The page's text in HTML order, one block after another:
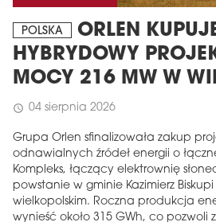
POLSKA
ORLEN
HYBRYDOWY
MOCY 216 MW W
schedule 04 sierpnia 2026
Grupa Orlen sfinalizowała zakup
odnawialnych źródeł energii o
Kompleks, łączący elektrownię
powstanie w gminie Kazimierz
wielkopolskim. Roczna produkcja
wynieść około 315 GWh, co pozwoli